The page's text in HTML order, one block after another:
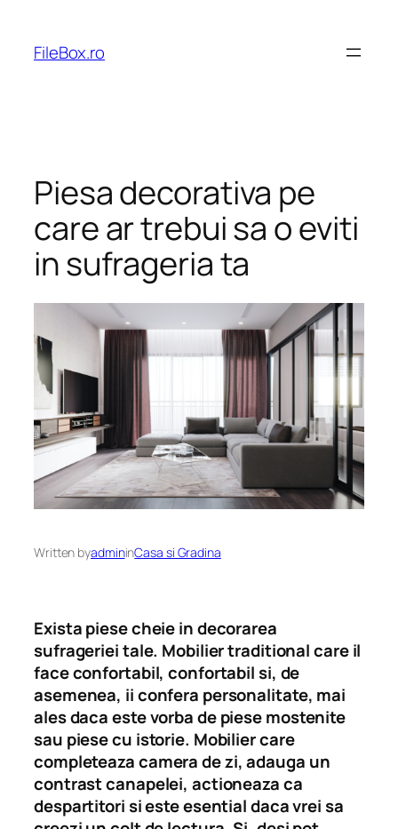
content
FileBox.ro
Piesa decorativa pe
care ar trebui sa o eviti
in sufrageria ta
Written byadmininCasa si Gradina
Exista piese cheie in decorarea
sufrageriei tale. Mobilier traditional care il
face confortabil, confortabil si, de
asemenea, ii confera personalitate, mai
ales daca este vorba de piese mostenite
sau piese cu istorie. Mobilier care
completeaza camera de zi, adauga un
contrast canapelei, actioneaza ca
despartitori si este esential daca vrei sa